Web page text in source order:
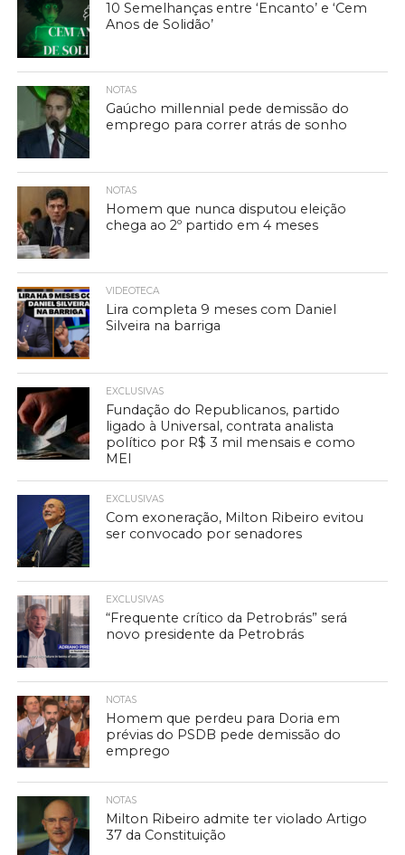
10 Semelhanças entre ‘Encanto’ e ‘Cem
Anos de Solidão’
NOTAS
Gaúcho millennial pede demissão do
emprego para correr atrás de sonho
NOTAS
Homem que nunca disputou eleição
chega ao 2º partido em 4 meses
VIDEOTECA
Lira completa 9 meses com Daniel
Silveira na barriga
EXCLUSIVAS
Fundação do Republicanos, partido
ligado à Universal, contrata analista
político por R$ 3 mil mensais e como
MEI
EXCLUSIVAS
Com exoneração, Milton Ribeiro evitou
ser convocado por senadores
EXCLUSIVAS
“Frequente crítico da Petrobrás” será
novo presidente da Petrobrás
NOTAS
Homem que perdeu para Doria em
prévias do PSDB pede demissão do
emprego
NOTAS
Milton Ribeiro admite ter violado Artigo
37 da Constituição